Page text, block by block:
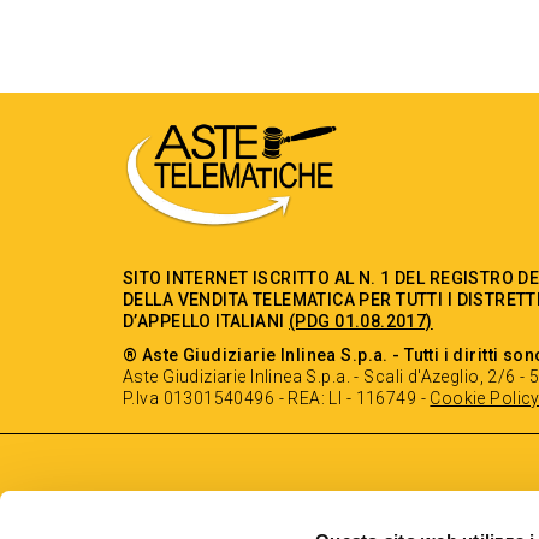
SITO INTERNET ISCRITTO AL N. 1 DEL REGISTRO
DELLA VENDITA TELEMATICA PER TUTTI I
D’APPELLO ITALIANI (PDG 01.08.2017)
® Aste Giudiziarie Inlinea S.p.a. - Tutti i diritti
Aste Giudiziarie Inlinea S.p.a. - Scali d'Azeglio, 2/6 -
P.Iva 01301540496 - REA: LI - 116749 - Cookie Policy